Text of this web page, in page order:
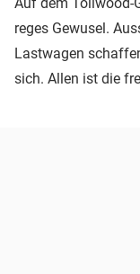
Auf dem Tollwood-
reges Gewusel.
Lastwagen
sich. Allen ist die